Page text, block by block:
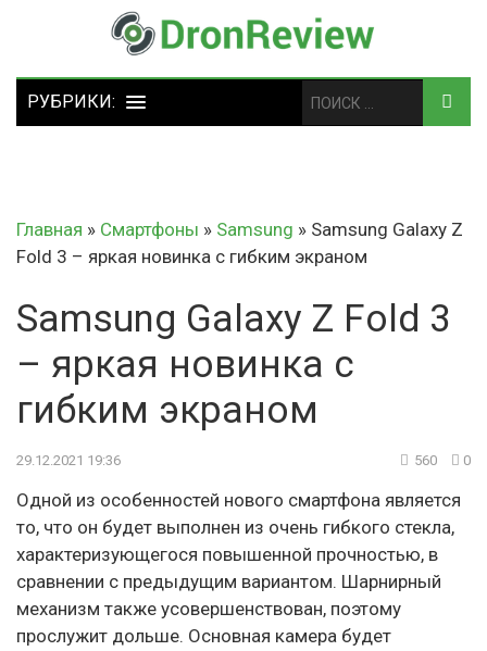
Главная » Смартфоны » Samsung » Samsung Galaxy Z
Fold 3 – яркая новинка с гибким экраном
Samsung Galaxy Z Fold 3
– яркая новинка с
гибким экраном
29.12.2021 19:36 560 0
Одной из особенностей нового смартфона является
то, что он будет выполнен из очень гибкого стекла,
характеризующегося повышенной прочностью, в
сравнении с предыдущим вариантом. Шарнирный
механизм также усовершенствован, поэтому
прослужит дольше. Основная камера будет